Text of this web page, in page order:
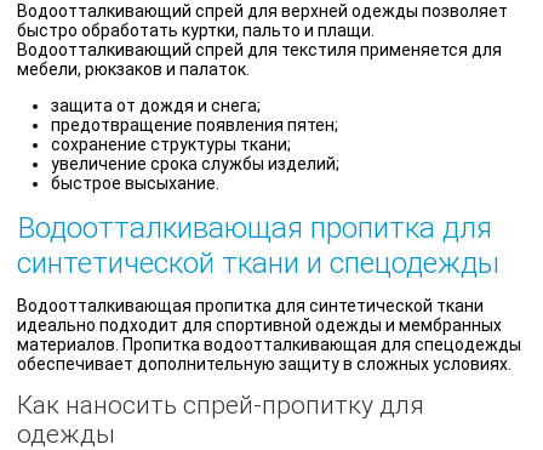
Водоотталкивающий спрей для верхней одежды позволяет
быстро обработать куртки, пальто и плащи.
Водоотталкивающий спрей для текстиля применяется для
мебели, рюкзаков и палаток.
защита от дождя и снега;
предотвращение появления пятен;
сохранение структуры ткани;
увеличение срока службы изделий;
быстрое высыхание.
Водоотталкивающая пропитка для
синтетической ткани и спецодежды
Водоотталкивающая пропитка для синтетической ткани
идеально подходит для спортивной одежды и мембранных
материалов. Пропитка водоотталкивающая для спецодежды
обеспечивает дополнительную защиту в сложных условиях.
Как наносить спрей-пропитку для
одежды